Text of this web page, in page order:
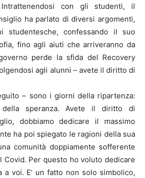
con gli studenti, il
ha parlato di diversi argomenti,
studentesche, confessando il suo
fino agli aiuti che arriveranno da
perde la sfida del Recovery
agli alunni – avete il diritto di
– sono i giorni della ripartenza:
della speranza. Avete il diritto di
dobbiamo dedicare il massimo
ha poi spiegato le ragioni della sua
comunità doppiamente sofferente
Covid. Per questo ho voluto dedicare
a voi. E’ un fatto non solo simbolico,